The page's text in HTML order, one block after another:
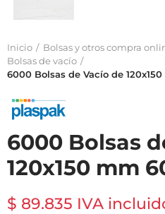
Inicio
Bolsas y otros compra
Bolsas de vacío
6000 Bolsas de Vacío de
6000 Bolsas
120x150 mm
$ 89.835 IVA